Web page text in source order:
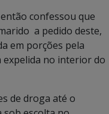
confessou que
a pedido deste,
em porções pela
no interior do
de droga até o